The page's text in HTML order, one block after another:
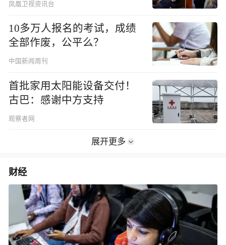
凤凰卫视资讯台
10多万人报名的考试，成绩
全部作废，公平么？
中国新闻周刊
首批家用太阳能设备交付！
古巴：感谢中方支持
观察者网
展开更多
财经